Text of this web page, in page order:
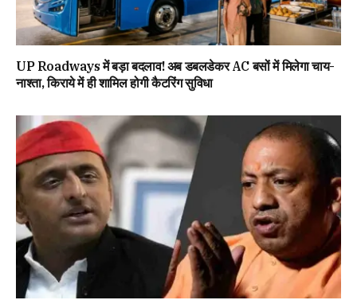
UP Roadways में बड़ा बदलाव! अब डबलडेकर AC बसों में मिलेगा चाय-
नाश्ता, किराये में ही शामिल होगी कैटरिंग सुविधा